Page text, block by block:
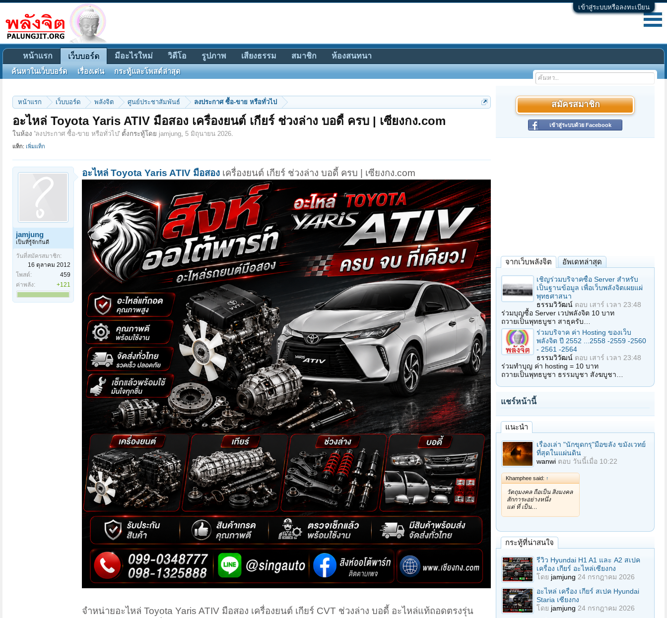
เข้าสู่ระบบหรือลงทะเบียน
หน้าแรก เว็บบอร์ด พลังจิต ศูนย์ประชาสัมพันธ์ ลงประกาศ ซื้อ-ขาย หรือทั่วไป
อะไหล่ Toyota Yaris ATIV มือสอง เครื่องยนต์ เกียร์ ช่วงล่าง บอดี้ ครบ | เซียงกง.com
ในห้อง 'ลงประกาศ ซื้อ-ขาย หรือทั่วไป' ตั้งกระทู้โดย jamjung, 5 มิถุนายน 2026.
แท็ก: เพิ่มแท็ก
jamjung
เป็นที่รู้จักกันดี
วันที่สมัครสมาชิก:
16 ตุลาคม 2012
โพสต์:
459
ค่าพลัง:
+121
อะไหล่ Toyota Yaris ATIV มือสอง เครื่องยนต์ เกียร์ ช่วงล่าง บอดี้ ครบ | เซียงกง.com
จำหน่ายอะไหล่ Toyota Yaris ATIV มือสอง เครื่องยนต์ เกียร์ CVT ช่วงล่าง บอดี้ อะไหล่แท้ถอดตรงรุ่น
สมัครสมาชิก
เข้าสู่ระบบด้วย Facebook
จากเว็บพลังจิต อัพเดทล่าสุด
เชิญร่วมบริจาคซื้อ Server สำหรับ
เป็นฐานข้อมูล เพื่อเว็บพลังจิตเผยแผ่
พุทธศาสนา
ธรรมวิวัฒน์ ตอบ เสาร์ เวลา 23:48
ร่วมบุญซื้อ Server เวปพลังจิต 10 บาท
ถวายเป็นพุทธบูชา สาธุครับ…
ร่วมบริจาค ค่า Hosting ของเว็บ
พลังจิต ปี 2552 ...2558 -2559 -2560
- 2561 -2564
ธรรมวิวัฒน์ ตอบ เสาร์ เวลา 23:48
ร่วมทำบุญ ค่า hosting = 10 บาท
ถวายเป็นพุทธบูชา ธรรมบูชา สังฆบูชา…
แชร์หน้านี้
แนะนำ
เรื่องเล่า "นักขุดกรุ"มือขลัง ขมังเวทย์
ที่สุดในแผ่นดิน
wanwi ตอบ วันนี้เมื่อ 10:22
Khamphee said: ↑
วัตถุมงคล ถือเป็น สิ่งมงคล
สักการะอย่างหนึ่ง
แต่ ที่ เป็น…
กระทู้ที่น่าสนใจ
รีวิว Hyundai H1 A1 และ A2 สเปค
เครื่อง เกียร์ อะไหล่เซียงกง
โดย jamjung 24 กรกฎาคม 2026
อะไหล่ เครื่อง เกียร์ สเปค Hyundai
Staria เซียงกง
โดย jamjung 24 กรกฎาคม 2026
หน้าแรก เว็บบอร์ด
ค้นหาในเว็บบอร์ด เรื่องเด่น กระทู้และโพสต์ล่าสุด
มีอะไรใหม่ วิดีโอ รูปภาพ เสียงธรรม สมาชิก ห้องสนทนา